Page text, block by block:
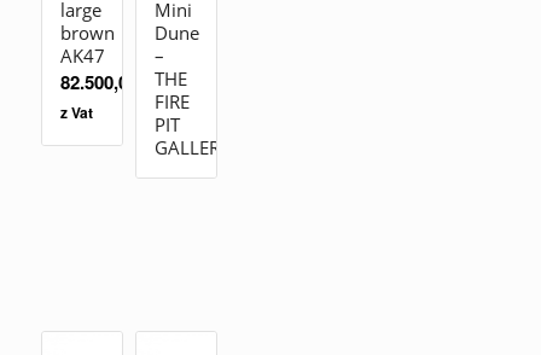
large
brown
AK47
82.500,00
z Vat
Mini
Dune
–
THE
FIRE
PIT
GALLERY